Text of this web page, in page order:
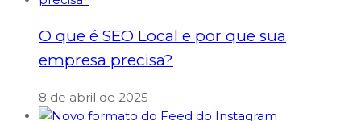
O que é SEO Local e por que sua
empresa precisa?
8 de abril de 2025